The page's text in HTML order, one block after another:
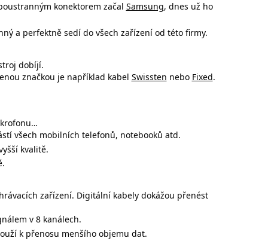
konektorem začal Samsung, dnes už ho
a perfektně sedí do všech zařízení od této firmy.
dobíjí.
značkou je například kabel Swissten nebo Fixed.
všech mobilních telefonů, notebooků atd.
kvalitě.
zařízení. Digitální kabely dokážou přenést
v 8 kanálech.
k přenosu menšího objemu dat.